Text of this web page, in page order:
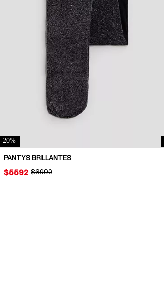
-20%
PANTYS BRILLANTES
ORIGINAL PRICE:
$6990
PRICE:
$5592